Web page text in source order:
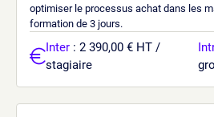
optimiser le processus achat dans les
formation de 3 jours.
Inter : 2 390,00 € HT /
stagiaire